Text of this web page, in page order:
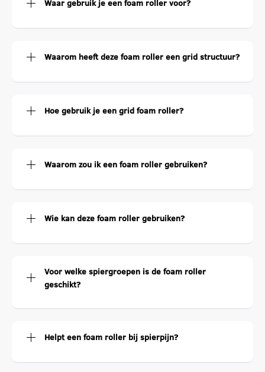
Waar gebruik je een foam roller voor?
Waarom heeft deze foam roller een grid structuur?
Hoe gebruik je een grid foam roller?
Waarom zou ik een foam roller gebruiken?
Wie kan deze foam roller gebruiken?
Voor welke spiergroepen is de foam roller
geschikt?
Helpt een foam roller bij spierpijn?